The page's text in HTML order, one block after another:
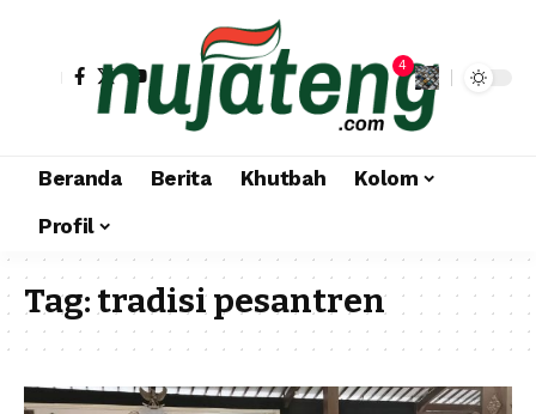
4
Beranda Berita Khutbah
Kolom
Profil
Tag:tradisi pesantren